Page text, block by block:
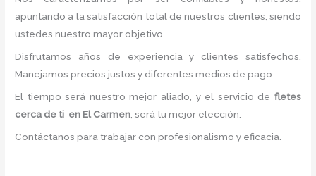
apuntando a la satisfacción total de nuestros clientes, siendo
ustedes nuestro mayor objetivo.
Disfrutamos años de experiencia y clientes satisfechos.
Manejamos precios justos y diferentes medios de pago
El tiempo será nuestro mejor aliado, y el servicio de fletes
cerca de ti en El Carmen , será tu mejor elección.
Contáctanos para trabajar con profesionalismo y eficacia.